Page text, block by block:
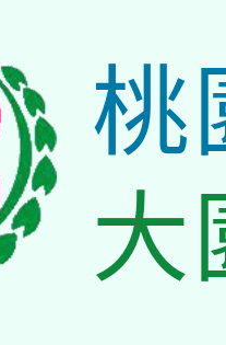
桃
大